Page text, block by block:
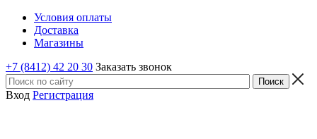
Условия оплаты
Доставка
Магазины
+7 (8412) 42 20 30 Заказать звонок
Вход Регистрация